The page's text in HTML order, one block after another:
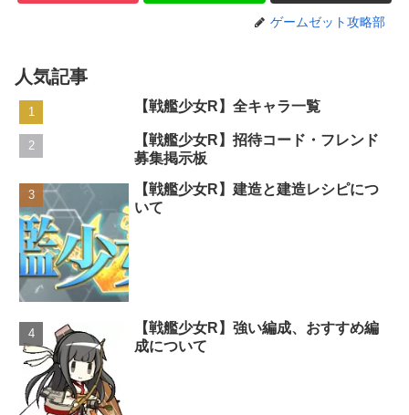
ゲームゼット攻略部
人気記事
【戦艦少女R】全キャラ一覧
【戦艦少女R】招待コード・フレンド
募集掲示板
【戦艦少女R】建造と建造レシピにつ
いて
【戦艦少女R】強い編成、おすすめ編
成について